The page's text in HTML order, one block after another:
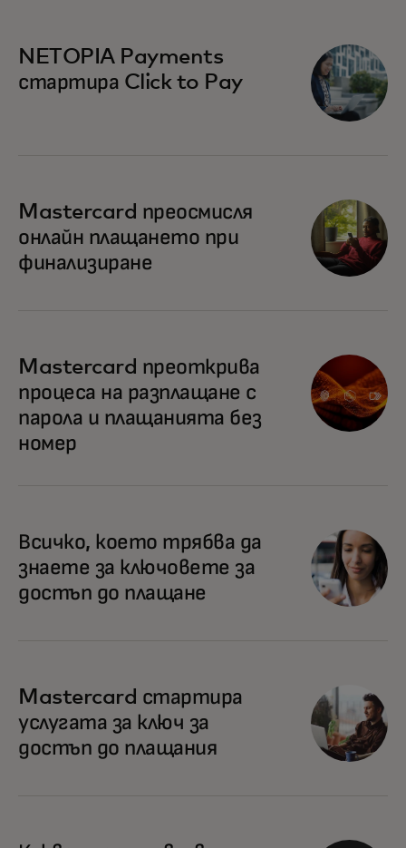
NETOPIA Payments
стартира Click to Pay
Mastercard преосмисля
онлайн плащането при
финализиране
Mastercard преоткрива
процеса на разплащане с
парола и плащанията без
номер
Всичко, което трябва да
знаете за ключовете за
достъп до плащане
Mastercard стартира
услугата за ключ за
достъп до плащания